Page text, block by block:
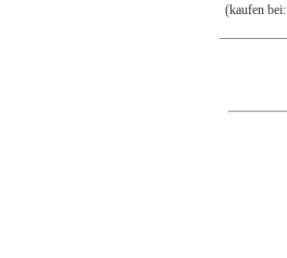
(kaufen bei: